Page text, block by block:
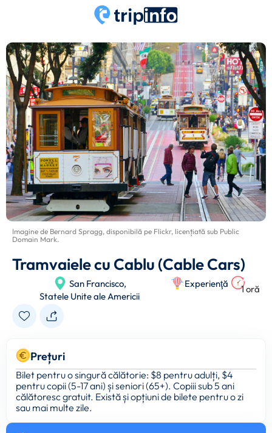
Imagine de Bernard Spragg, disponibilă pe Flickr, licențiată sub Public
Domain Mark.
Tramvaiele cu Cablu (Cable Cars)
San Francisco,
Statele Unite ale Americii
Experienţă 1 oră
Prețuri
Bilet pentru o singură călătorie: $8 pentru adulți, $4
pentru copii (5-17 ani) și seniori (65+). Copiii sub 5 ani
călătoresc gratuit. Există și opțiuni de bilete pentru o zi
sau mai multe zile.